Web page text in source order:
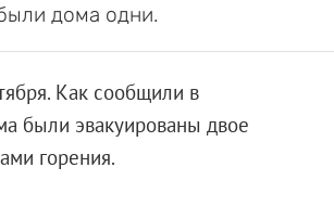
дома одни.
Как сообщили в
были эвакуированы двое
горения.